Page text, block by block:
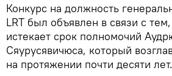
Конкурс на должность
LRT был объявлен в связи с
истекает срок полномочий
Сяурусявичюса, который
на протяжении почти десяти лет.